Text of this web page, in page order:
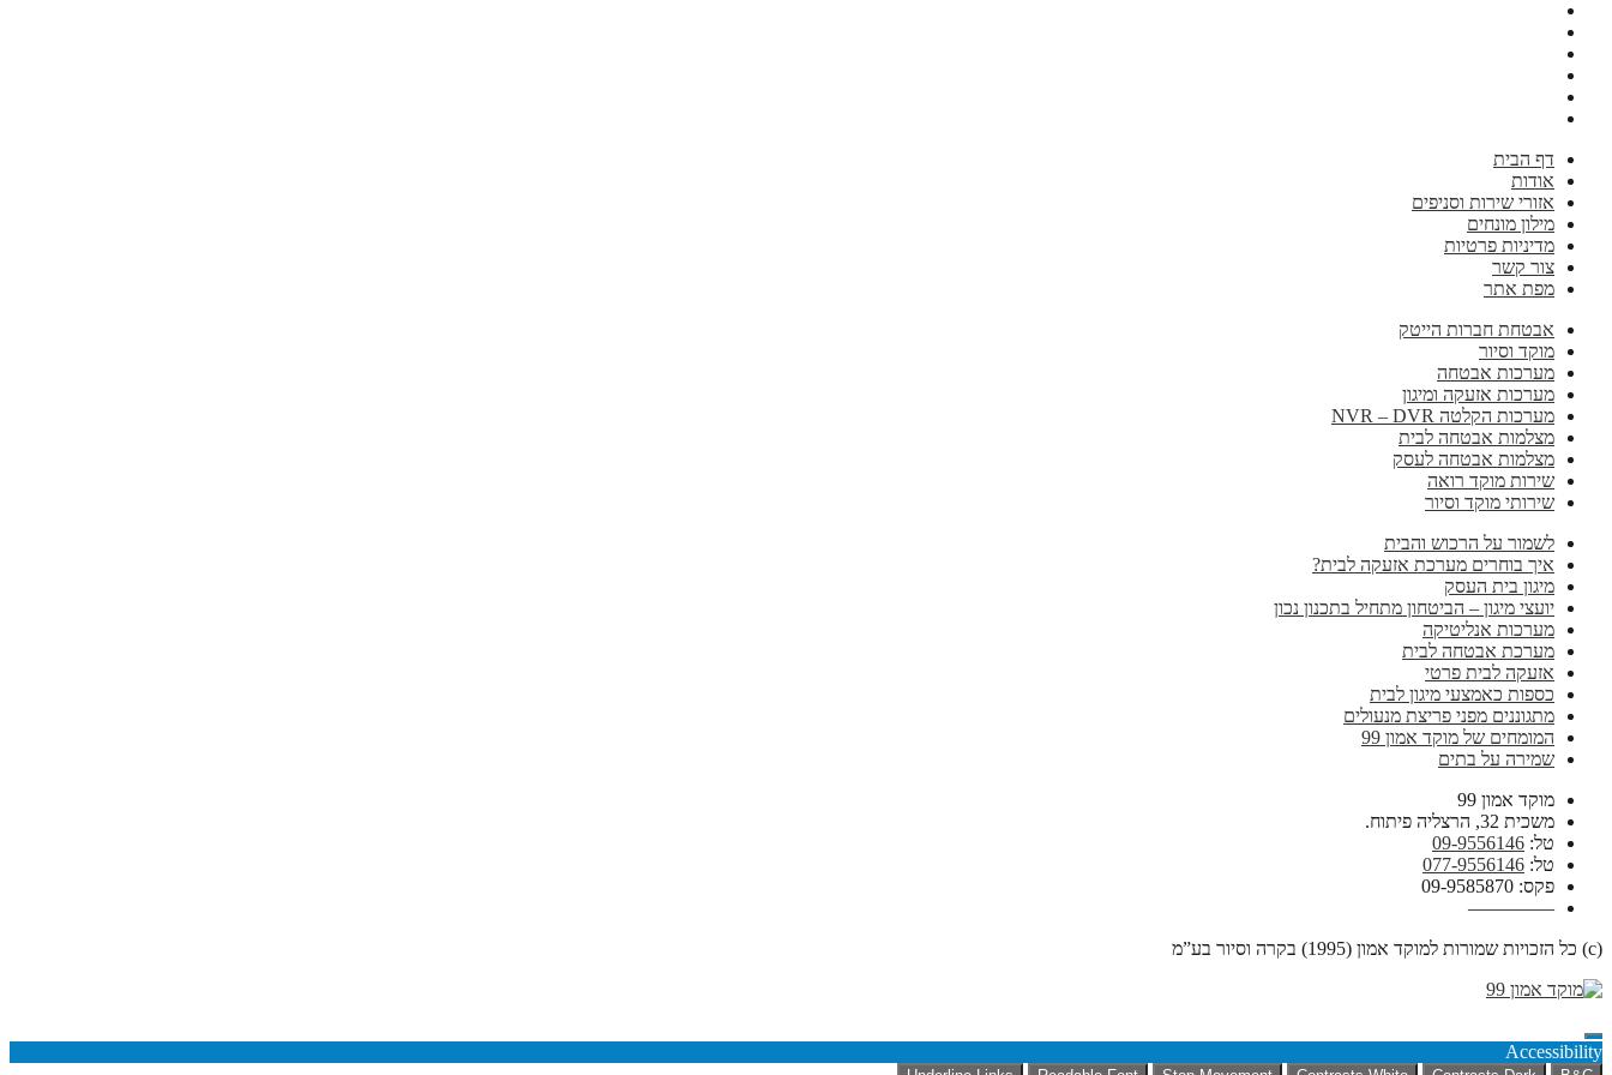
דף הבית
אודות
אזורי שירות וסניפים
מילון מונחים
מדיניות פרטיות
צור קשר
מפת אתר
אבטחת חברות הייטק
מוקד וסיור
מערכות אבטחה
מערכות אזעקה ומיגון
מערכות הקלטה NVR – DVR
מצלמות אבטחה לבית
מצלמות אבטחה לעסק
שירות מוקד רואה
שירותי מוקד וסיור
לשמור על הרכוש והבית
איך בוחרים מערכת אזעקה לבית?
מיגון בית העסק
יועצי מיגון – הביטחון מתחיל בתכנון נכון
מערכות אנליטיקה
מערכת אבטחה לבית
אזעקה לבית פרטי
כספות כאמצעי מיגון לבית
מתגוננים מפני פריצת מנעולים
המומחים של מוקד אמון 99
שמירה על בתים
מוקד אמון 99
משכית 32, הרצליה פיתוח.
טל: 09-9556146
טל: 077-9556146
פקס: 09-9585870
————–
(c) כל הזכויות שמורות למוקד אמון (1995) בקרה וסיור בע”מ
Accessibility